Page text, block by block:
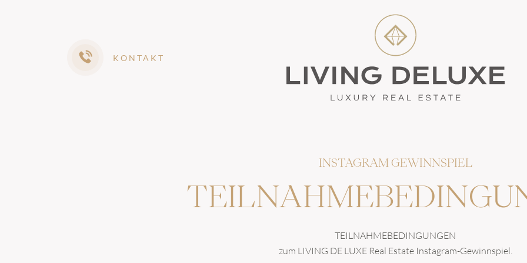
KONTAKT
INSTAGRAM GEWINNSPIEL
TEILNAHMEBEDINGUNGEN
zum LIVING DE LUXE Real Estate Instagram-Gewinnspiel.